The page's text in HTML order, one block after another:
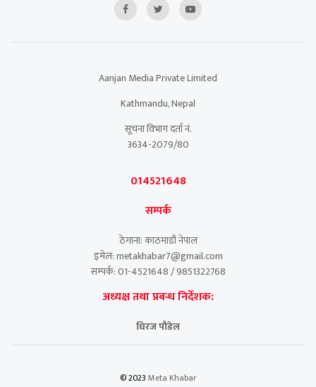
Aanjan Media Private Limited
Kathmandu, Nepal
सूचना विभाग दर्ता नं.
3634-2079/80
014521648
सम्पर्क
ठेगाना: काठमाडौं नेपाल
इमेल: metakhabar7@gmail.com
सम्पर्क: 01-4521648 / 9851322768
अध्यक्ष तथा प्रबन्ध निर्देशक:
धिरज पौडेल
© 2023 Meta Khabar